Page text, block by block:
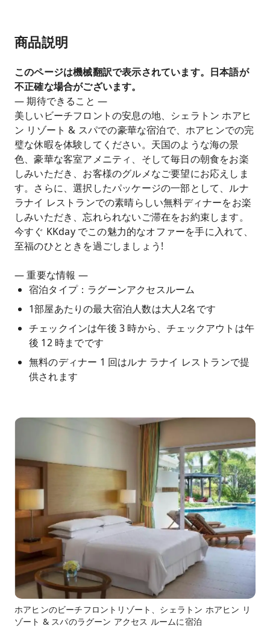
商品説明
このページは機械翻訳で表示されています。日本語が
不正確な場合がございます。
— 期待できること —
美しいビーチフロントの安息の地、シェラトン ホアヒ
ン リゾート & スパでの豪華な宿泊で、ホアヒンでの完
璧な休暇を体験してください。天国のような海の景
色、豪華な客室アメニティ、そして毎日の朝食をお楽
しみいただき、お客様のグルメなご要望にお応えしま
す。さらに、選択したパッケージの一部として、ルナ
ラナイ レストランでの素晴らしい無料ディナーをお楽
しみいただき、忘れられないご滞在をお約束します。
今すぐ KKday でこの魅力的なオファーを手に入れて、
至福のひとときを過ごしましょう!
— 重要な情報 —
宿泊タイプ：ラグーンアクセスルーム
1部屋あたりの最大宿泊人数は大人2名です
チェックインは午後 3 時から、チェックアウトは午
後 12 時までです
無料のディナー 1 回はルナ ラナイ レストランで提
供されます
ホアヒンのビーチフロントリゾート、シェラトン ホアヒン リ
ゾート & スパのラグーン アクセス ルームに宿泊